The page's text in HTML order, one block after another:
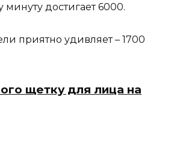
минуту достигает 6000.
приятно удивляет – 1700
щетку для лица на